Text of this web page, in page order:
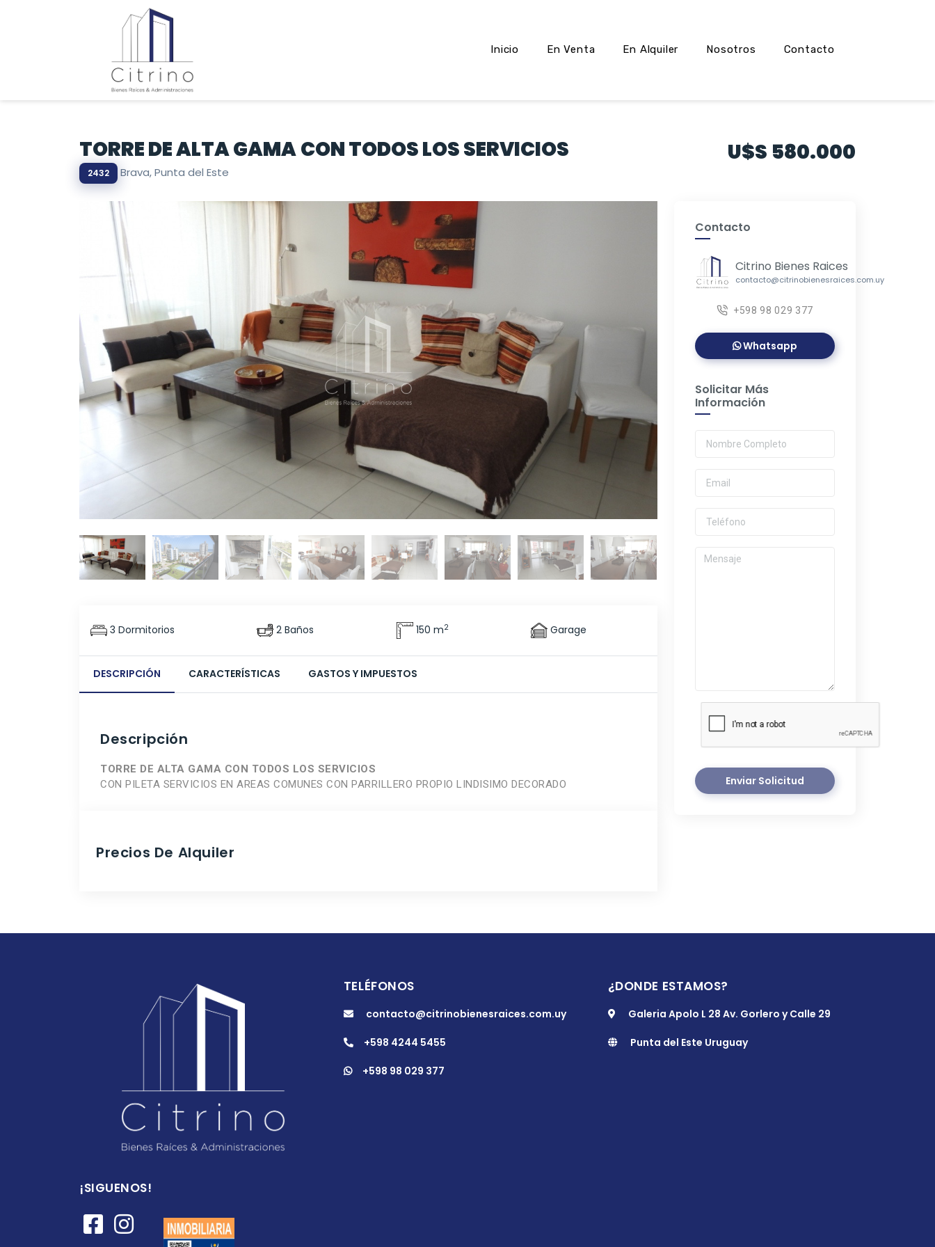
Inicio En Venta En Alquiler Nosotros Contacto
TORRE DE ALTA GAMA CON TODOS LOS SERVICIOS
2432 Brava, Punta del Este
U$S 580.000
3 Dormitorios 2 Baños 150 m2 Garage
DESCRIPCIÓN CARACTERÍSTICAS GASTOS Y IMPUESTOS
Descripción
TORRE DE ALTA GAMA CON TODOS LOS SERVICIOS
CON PILETA SERVICIOS EN AREAS COMUNES CON PARRILLERO PROPIO LINDISIMO DECORADO
Precios De Alquiler
Contacto
Citrino Bienes Raices
contacto@citrinobienesraices.com.uy
+598 98 029 377
Whatsapp
Solicitar Más
Información
Enviar Solicitud
TELÉFONOS
contacto@citrinobienesraices.com.uy
+598 4244 5455
+598 98 029 377
¿DONDE ESTAMOS?
Galeria Apolo L 28 Av. Gorlero y Calle 29
Punta del Este Uruguay
¡SIGUENOS!